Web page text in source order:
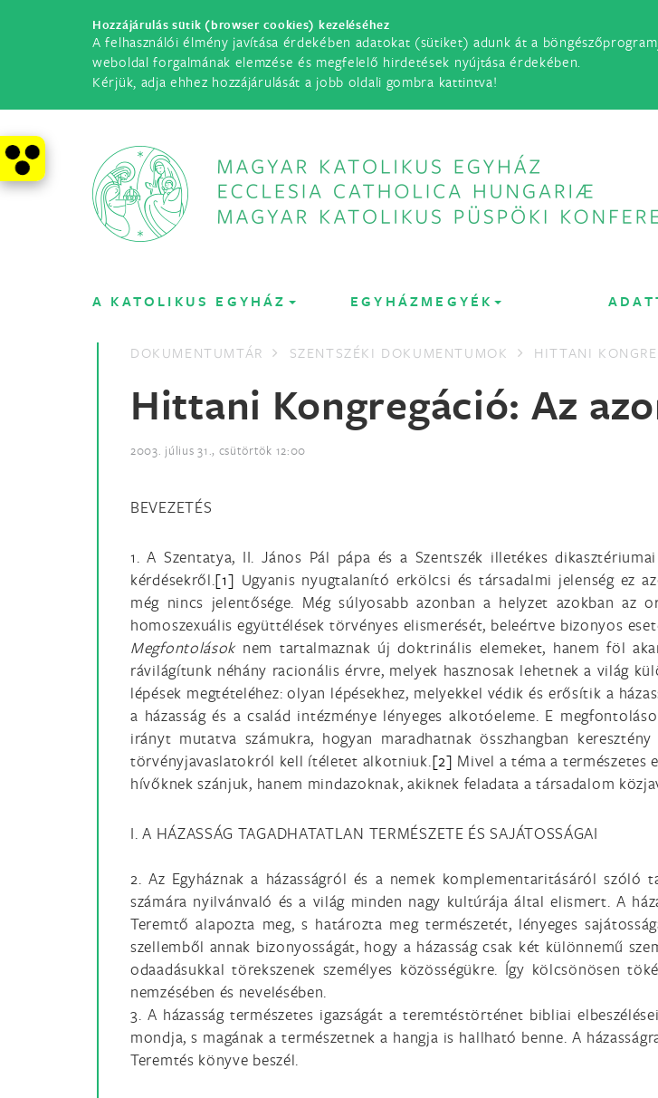
Hozzájárulás sütik (browser cookies) kezeléséhez
A felhasználói élmény javítása érdekében adatokat (sütiket) adunk át a
weboldal forgalmának elemzése és megfelelő hirdetések nyújtása érdekében.
Kérjük, adja ehhez hozzájárulását a jobb oldali gombra kattintva!
A KATOLIKUS EGYHÁZ EGYHÁZMEGYÉK
DOKUMENTUMTÁR SZENTSZÉKI DOKUMENTUMOK HITTANI
Hittani Kongregáció: Az
2003. július 31., csütörtök 12:00
BEVEZETÉS
1. A Szentatya, II. János Pál pápa és a Szentszék illetékes
kérdésekről.[1] Ugyanis nyugtalanító erkölcsi és társadalmi jelenség ez
még nincs jelentősége. Még súlyosabb azonban a helyzet azokban az
homoszexuális együttélések törvényes elismerését, beleértve bizonyos
Megfontolások nem tartalmaznak új doktrinális elemeket, hanem föl
rávilágítunk néhány racionális érvre, melyek hasznosak lehetnek a világ
lépések megtételéhez: olyan lépésekhez, melyekkel védik és erősítik a
a házasság és a család intézménye lényeges alkotóeleme. E
irányt mutatva számukra, hogyan maradhatnak összhangban
törvényjavaslatokról kell ítéletet alkotniuk.[2] Mivel a téma a természetes
hívőknek szánjuk, hanem mindazoknak, akiknek feladata a társadalom
I. A HÁZASSÁG TAGADHATATLAN TERMÉSZETE ÉS SAJÁTOSSÁGAI
2. Az Egyháznak a házasságról és a nemek komplementaritásáról
számára nyilvánvaló és a világ minden nagy kultúrája által elismert. A
Teremtő alapozta meg, s határozta meg természetét, lényeges
szellemből annak bizonyosságát, hogy a házasság csak két különnemű
odaadásukkal törekszenek személyes közösségükre. Így kölcsönösen
nemzésében és nevelésében.
3. A házasság természetes igazságát a teremtéstörténet bibliai
mondja, s magának a természetnek a hangja is hallható benne. A
Teremtés könyve beszél.